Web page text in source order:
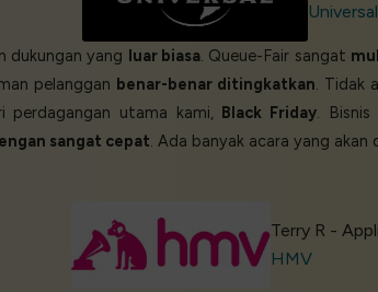
dukungan yang luar biasa. Queue-Fair sangat
pelanggan benar-benar ditingkatkan. Tidak
perdagangan utama kami, Black Friday. Bisnis
sangat cepat. Ada banyak acara yang akan
Terry R -
HMV